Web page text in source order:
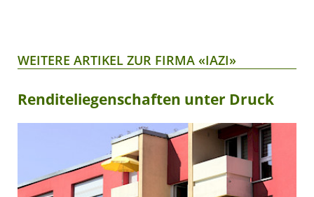
WEITERE ARTIKEL ZUR FIRMA «IAZI»
Renditeliegenschaften unter Druck